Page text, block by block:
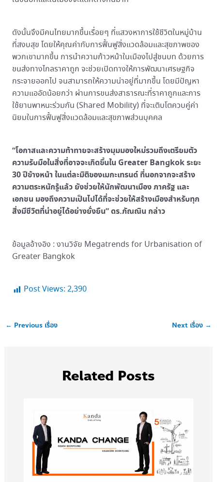
ดังนั้นจึงมีคนไทยมากขึ้นเรื่อยๆ ที่แสวงหาการใช้ชีวิตในหมู่บ้าน
ที่สงบสุข โดยให้คุณค่ากับการฟื้นฟูสิ่งแวดล้อมและสุขภาพของ
พวกเขามากขึ้น การนำความก้าวหน้าในเมืองไปสู่ชนบท ด้วยการ
ขนส่งทางไกลราคาถูก จะช่วยเปิดทางให้การพัฒนาเศรษฐกิจ
กระจายออกไป จนสามารถให้ความน่าอยู่ที่มากขึ้น โดยมีปัญหา
ความแออัดน้อยกว่า ผ่านการขนส่งสาธารณะที่ราคาถูกและการ
ใช้ยานพาหนะร่วมกัน (Shared Mobility) ที่จะเติบโตควบคู่ค่า
นิยมในการฟื้นฟูสิ่งแวดล้อมและสุขภาพส่วนบุคคล
“โอกาสและความท้าทายจะสร้างมุมมองใหม่รวมถึงเตรียมตัว
ความรับมือในสิ่งที่อาจจะเกิดขึ้นใน Greater Bangkok ระยะ
30 ปีข้างหน้า ในแต่ละมิติของเมกะเทรนด์ ที่นอกจากจะสร้าง
ความตระหนักรู้แล้ว ยังช่วยให้นักพัฒนาเมือง ภาครัฐ และ
เอกชน มองถึงความเป็นไปได้ที่จะช่วยให้สร้างเมืองสำหรับทุก
สิ่งมีชีวิตที่น่าอยู่ได้อย่างยั่งยืน” ดร.ภัณณิน กล่าว
ข้อมูลอ้างอิง : งานวิจัย Megatrends for Urbanisation of
Greater Bangkok
Post Views: 2,390
← Previous เรื่อง Next เรื่อง →
Related Posts